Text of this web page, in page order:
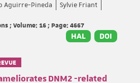
Aguirre-Pineda
Sylvie Friant
; Volume: 16 ; Page: 4667
HAL DOI
DNM2 -related